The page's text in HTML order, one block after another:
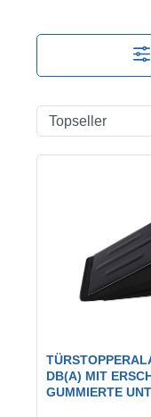
DB(A) MIT
GUMMIERTE